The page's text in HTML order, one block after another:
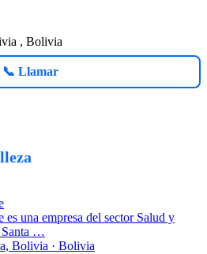
, Bolivia
📞 Llamar
es una empresa del sector Salud y
Santa …
Bolivia · Bolivia